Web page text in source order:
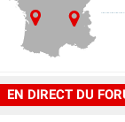
EN DIRECT DU